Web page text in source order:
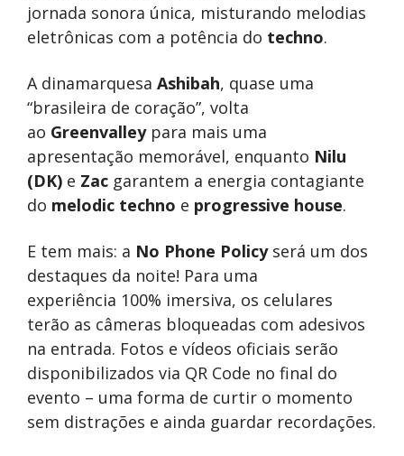
jornada sonora única, misturando melodias
eletrônicas com a potência do techno.
A dinamarquesa Ashibah, quase uma
“brasileira de coração”, volta
ao Greenvalleypara mais uma
apresentação memorável, enquanto Nilu
(DK) e Zac garantem a energia contagiante
do melodic techno e progressive house.
E tem mais: a No Phone Policyserá um dos
destaques da noite! Para uma
experiência 100% imersiva, os celulares
terão as câmeras bloqueadas com adesivos
na entrada. Fotos e vídeos oficiais serão
disponibilizados via QR Code no final do
evento – uma forma de curtir o momento
sem distrações e ainda guardar recordações.